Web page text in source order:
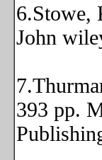
6.Stowe,
John
393 pp.